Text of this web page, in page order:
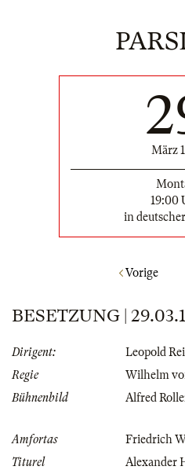
März
19:00
in
Vorige
BESETZUNG |
Dirigent:
Leopold
Regie
Wilhelm
Bühnenbild
Alfred
Amfortas
Friedrich
Titurel
Alexander